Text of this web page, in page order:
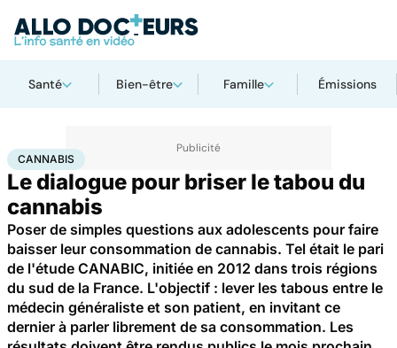
Santé Bien-être Famille Émissions
AccueilSanté Cannabis
CANNABIS
Le dialogue pour briser le tabou du
cannabis
Poser de simples questions aux adolescents pour faire
baisser leur consommation de cannabis. Tel était le pari
de l'étude CANABIC, initiée en 2012 dans trois régions
du sud de la France. L'objectif : lever les tabous entre le
médecin généraliste et son patient, en invitant ce
dernier à parler librement de sa consommation. Les